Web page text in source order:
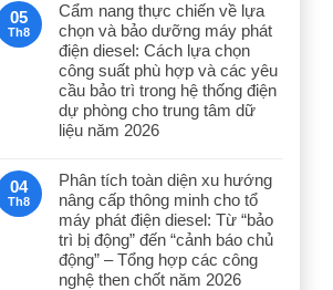
05
Th8
Cẩm nang thực chiến về lựa
chọn và bảo dưỡng máy phát
điện diesel: Cách lựa chọn
công suất phù hợp và các yêu
cầu bảo trì trong hệ thống điện
dự phòng cho trung tâm dữ
liệu năm 2026
04
Th8
Phân tích toàn diện xu hướng
nâng cấp thông minh cho tổ
máy phát điện diesel: Từ “bảo
trì bị động” đến “cảnh báo chủ
động” – Tổng hợp các công
nghệ then chốt năm 2026